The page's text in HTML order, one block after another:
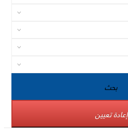
بحث
إعادة تعيين